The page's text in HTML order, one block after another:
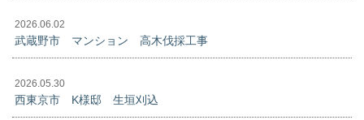
2026.06.02
武蔵野市 マンション 高木伐採工事
2026.05.30
西東京市 K様邸 生垣刈込